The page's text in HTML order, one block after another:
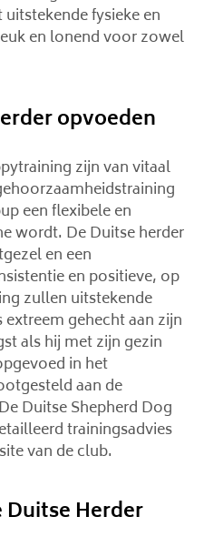
fysieke en
en lonend voor zowel
opvoeden
zijn van vitaal
een flexibele en
wordt. De Duitse herder
en een
en positieve, op
zullen uitstekende
gehecht aan zijn
als hij met zijn gezin
in het
aan de
Duitse Shepherd Dog
trainingsadvies
van de club.
Duitse Herder